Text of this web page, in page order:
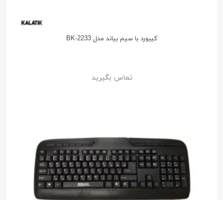
کیبورد با سیم بیاند مدل BK-2233
تماس بگیرید